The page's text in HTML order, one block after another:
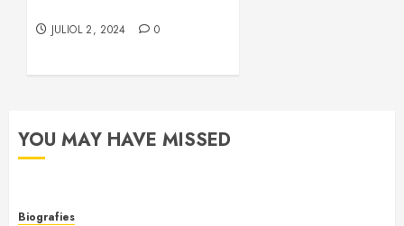
JULIOL 2, 2024 0
YOU MAY HAVE MISSED
Biografies